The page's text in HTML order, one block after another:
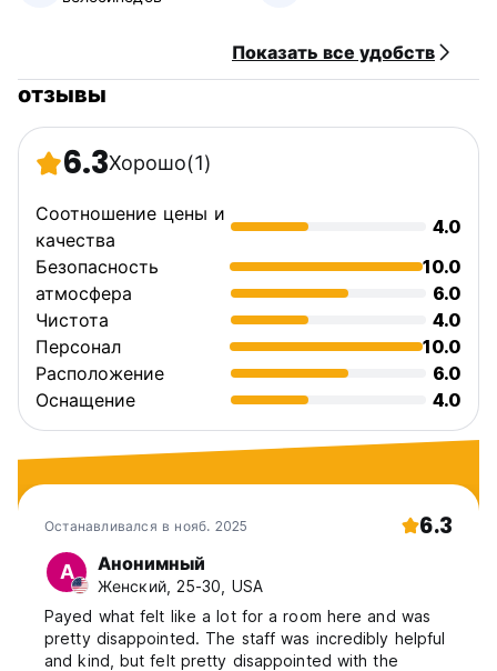
путешествие на протяжении всего вашего пребывания.
Показать все удобств
отзывы
6.3Хорошо(1)
Соотношение цены и
качества
4.0
Безопасность
10.0
атмосфера
6.0
Чистота
4.0
Персонал
10.0
Расположение
6.0
Оснащение
4.0
Останавливался в нояб. 2025 6.3
А Анонимный
Женский, 25-30, USA
Payed what felt like a lot for a room here and was
pretty disappointed. The staff was incredibly helpful
and kind, but felt pretty disappointed with the